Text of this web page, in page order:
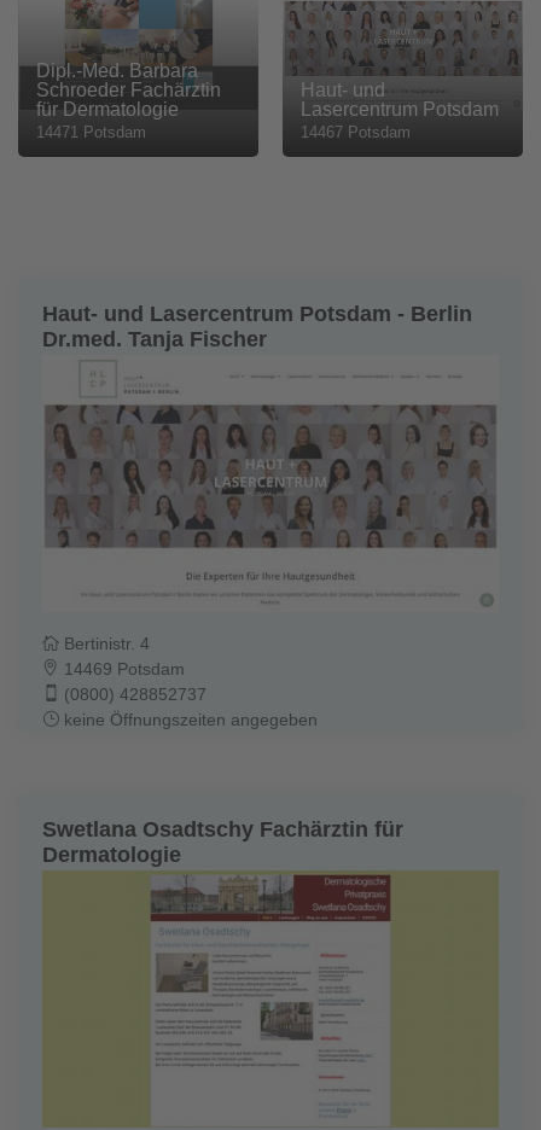
Dipl.-Med. Barbara
Schroeder Fachärztin
für Dermatologie
14471 Potsdam
Haut- und
Lasercentrum Potsdam
14467 Potsdam
Haut- und Lasercentrum Potsdam - Berlin
Dr.med. Tanja Fischer
Bertinistr. 4
14469 Potsdam
(0800) 428852737
keine Öffnungszeiten angegeben
Swetlana Osadtschy Fachärztin für
Dermatologie